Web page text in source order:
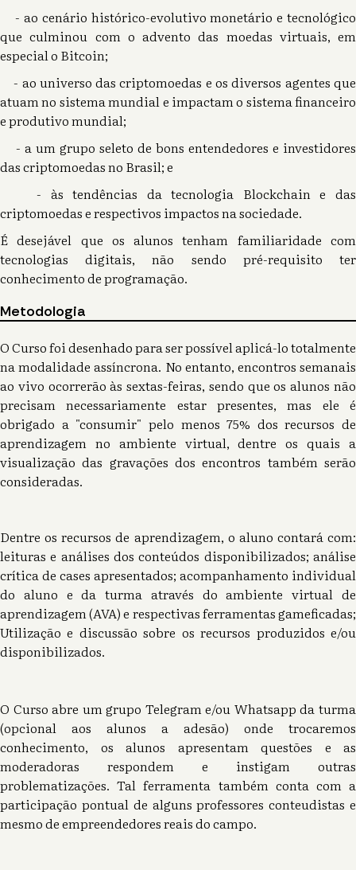
- ao cenário histórico-evolutivo monetário e tecnológico
que culminou com o advento das moedas virtuais, em
especial o Bitcoin;
- ao universo das criptomoedas e os diversos agentes que
atuam no sistema mundial e impactam o sistema financeiro
e produtivo mundial;
- a um grupo seleto de bons entendedores e investidores
das criptomoedas no Brasil; e
- às tendências da tecnologia Blockchain e das
criptomoedas e respectivos impactos na sociedade.
É desejável que os alunos tenham familiaridade com
tecnologias digitais, não sendo pré-requisito ter
conhecimento de programação.
Metodologia
O Curso foi desenhado para ser possível aplicá-lo totalmente
na modalidade assíncrona. No entanto, encontros semanais
ao vivo ocorrerão às sextas-feiras, sendo que os alunos não
precisam necessariamente estar presentes, mas ele é
obrigado a "consumir" pelo menos 75% dos recursos de
aprendizagem no ambiente virtual, dentre os quais a
visualização das gravações dos encontros também serão
consideradas.
Dentre os recursos de aprendizagem, o aluno contará com:
leituras e análises dos conteúdos disponibilizados; análise
crítica de cases apresentados; acompanhamento individual
do aluno e da turma através do ambiente virtual de
aprendizagem (AVA) e respectivas ferramentas gameficadas;
Utilização e discussão sobre os recursos produzidos e/ou
disponibilizados.
O Curso abre um grupo Telegram e/ou Whatsapp da turma
(opcional aos alunos a adesão) onde trocaremos
conhecimento, os alunos apresentam questões e as
moderadoras respondem e instigam outras
problematizações. Tal ferramenta também conta com a
participação pontual de alguns professores conteudistas e
mesmo de empreendedores reais do campo.